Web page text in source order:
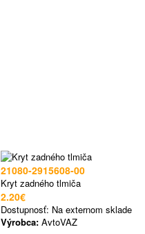
21080-2915608-00
Kryt zadného tlmiča
2.20€
Dostupnosť: Na externom sklade
Výrobca: AvtoVAZ